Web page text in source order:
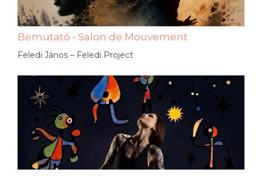
Bemutató - Salon de Mouvement
Feledi János – Feledi Project